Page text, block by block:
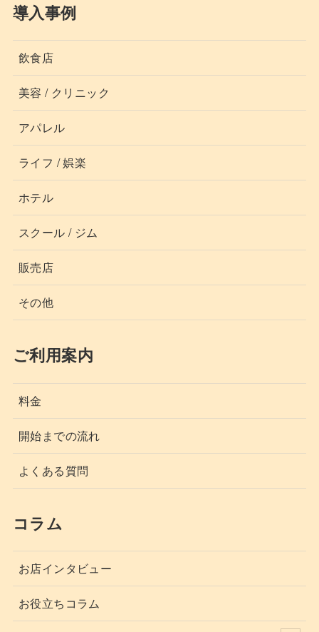
導入事例
飲食店
美容 / クリニック
アパレル
ライフ / 娯楽
ホテル
スクール / ジム
販売店
その他
ご利用案内
料金
開始までの流れ
よくある質問
コラム
お店インタビュー
お役立ちコラム